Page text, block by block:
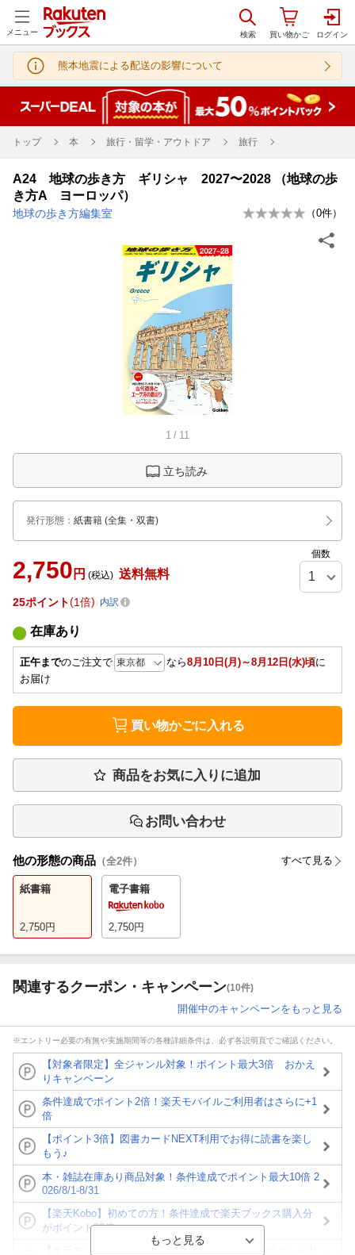
メニュー
熊本地震による配送の影響について
トップ 本 旅行・留学・アウトドア 旅行
A24 地球の歩き方 ギリシャ 2027〜2028 （地球の歩
き方A ヨーロッパ）
地球の歩き方編集室 （0件）
1 / 11
立ち読み
発行形態 ： 紙書籍 (全集・双書)
2,750 円 (税込) 送料無料
個数
25ポイント 1倍 内訳
在庫あり
正午までのご注文で なら8月10日(月)～8月12日(水)頃に
お届け
買い物かごに入れる
商品をお気に入りに追加
お問い合わせ
他の形態の商品 （全2件） すべて見る
紙書籍
2,750円
電子書籍
2,750円
関連するクーポン・キャンペーン(10件)
開催中のキャンペーンをもっと見る
※エントリー必要の有無や実施期間等の各種詳細条件は、必ず各説明頁でご確認ください。
【対象者限定】全ジャンル対象！ポイント最大3倍 おかえ
りキャンペーン
条件達成でポイント2倍！楽天モバイルご利用者はさらに+1
倍
【ポイント3倍】図書カードNEXT利用でお得に読書を楽し
もう♪
本・雑誌在庫あり商品対象！条件達成でポイント最大10倍 2
026/8/1-8/31
【楽天Kobo】初めての方！条件達成で楽天ブックス購入分
がポイント20倍